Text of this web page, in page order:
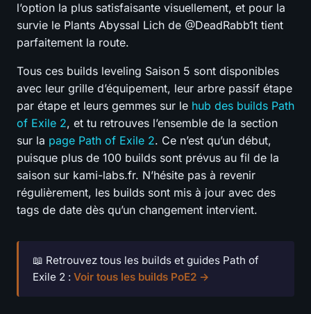
l’option la plus satisfaisante visuellement, et pour la
survie le Plants Abyssal Lich de @DeadRabb1t tient
parfaitement la route.
Tous ces builds leveling Saison 5 sont disponibles
avec leur grille d’équipement, leur arbre passif étape
par étape et leurs gemmes sur le hub des builds Path
of Exile 2, et tu retrouves l’ensemble de la section
sur la page Path of Exile 2. Ce n’est qu’un début,
puisque plus de 100 builds sont prévus au fil de la
saison sur kami-labs.fr. N’hésite pas à revenir
régulièrement, les builds sont mis à jour avec des
tags de date dès qu’un changement intervient.
📖 Retrouvez tous les builds et guides Path of
Exile 2 : Voir tous les builds PoE2 →